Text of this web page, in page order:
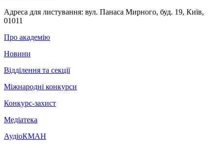
Адреса для листування: вул. Панаса Мирного, буд. 19, Київ,
01011
Про академію
Новини
Відділення та секції
Міжнародні конкурси
Конкурс-захист
Медіатека
АудіоКМАН